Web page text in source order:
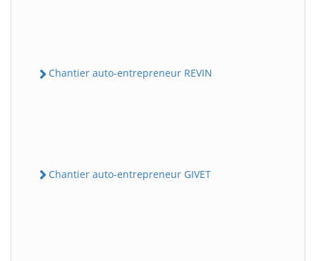
Chantier auto-entrepreneur REVIN
Chantier auto-entrepreneur GIVET